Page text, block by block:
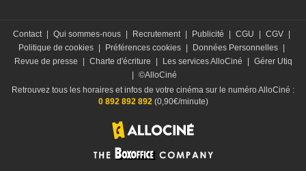
Contact Qui sommes-nous Recrutement Publicité CGU CGV
Politique de cookies
Préférences cookies Données Personnelles
Revue de presse
Charte d'écriture Les services AlloCiné
Gérer Utiq
©AlloCiné
Retrouvez tous les horaires et infos de votre cinéma sur le numéro AlloCiné :
0 892 892 892(0,90€/minute)